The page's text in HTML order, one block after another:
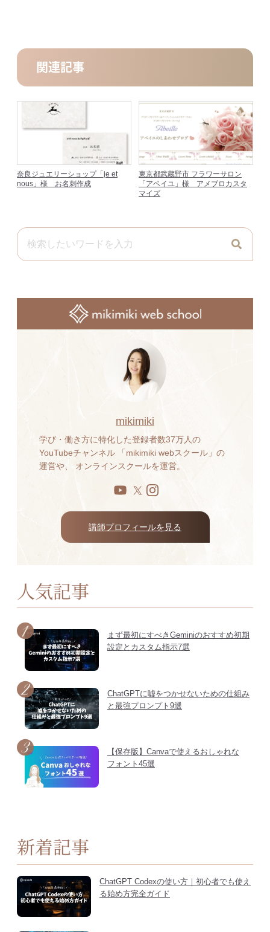
関連記事
奈良ジュエリーショップ「je et
nous」様 お名刺作成
東京都武蔵野市 フラワーサロン
「アベイユ」様 アメブロカスタ
マイズ
mikimiki
学び・働き方に特化した登録者数37万人の
YouTubeチャンネル 「mikimiki webスクール」の
運営や、 オンラインスクールを運営。
講師プロフィールを見る
人気記事
まず最初にすべきGeminiのおすすめ初期
設定とカスタム指示7選
ChatGPTに嘘をつかせないための仕組み
と最強プロンプト9選
【保存版】Canvaで使えるおしゃれな
フォント45選
新着記事
ChatGPT Codexの使い方｜初心者でも使え
る始め方完全ガイド